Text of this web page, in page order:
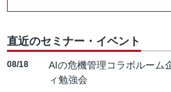
直近のセミナー・イベント
08/18
AIの危機管理コラボルーム
ィ勉強会